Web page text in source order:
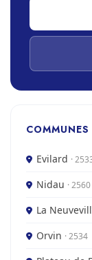
Evilard ·
Nidau · 2560
La
Orvin · 2534